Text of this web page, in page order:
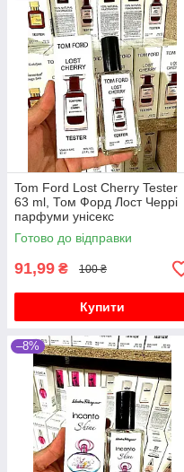
Tom Ford Lost Cherry Tester
63 ml, Том Форд Лост Черрі
парфуми унісекс
Готово до відправки
91,99 ₴ 100 ₴
Купити
–8%